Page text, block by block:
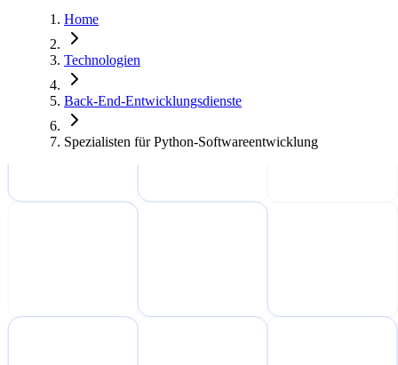
Home
Technologien
Back-End-Entwicklungsdienste
Spezialisten für Python-Softwareentwicklung